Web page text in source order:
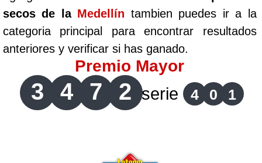
secos de la Medellín tambien puedes ir a la
categoria principal para encontrar resultados
anteriores y verificar si has ganado.
Premio Mayor
3 4 7 2 serie 4 0 1